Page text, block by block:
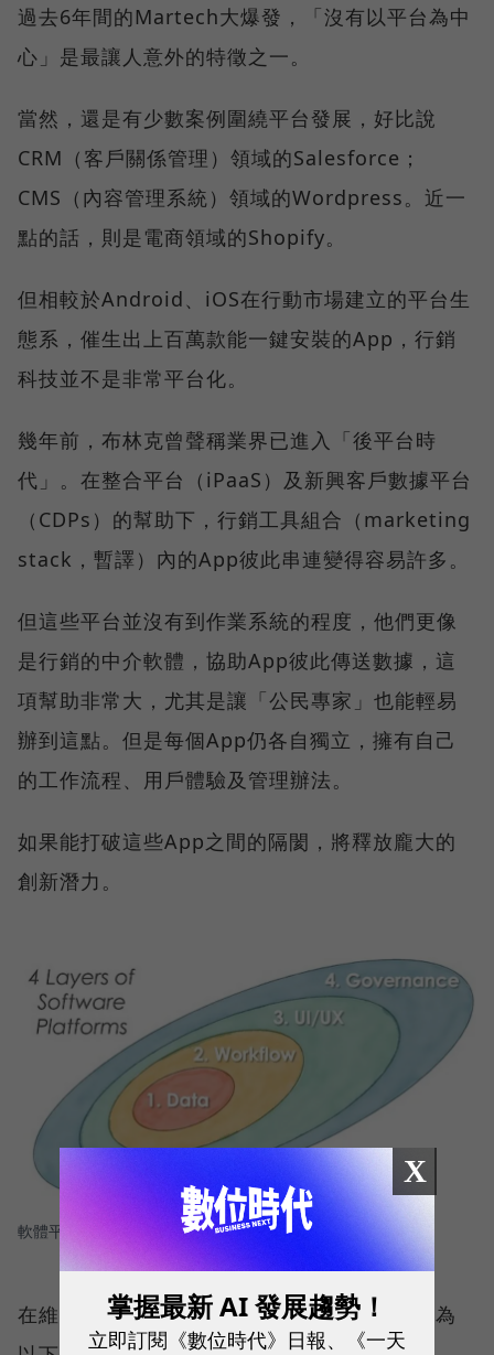
過去6年間的Martech大爆發，「沒有以平台為中
心」是最讓人意外的特徵之一。
當然，還是有少數案例圍繞平台發展，好比說
CRM（客戶關係管理）領域的Salesforce；
CMS（內容管理系統）領域的Wordpress。近一
點的話，則是電商領域的Shopify。
但相較於Android、iOS在行動市場建立的平台生
態系，催生出上百萬款能一鍵安裝的App，行銷
科技並不是非常平台化。
幾年前，布林克曾聲稱業界已進入「後平台時
代」。在整合平台（iPaaS）及新興客戶數據平台
（CDPs）的幫助下，行銷工具組合（marketing
stack，暫譯）內的App彼此串連變得容易許多。
但這些平台並沒有到作業系統的程度，他們更像
是行銷的中介軟體，協助App彼此傳送數據，這
項幫助非常大，尤其是讓「公民專家」也能輕易
辦到這點。但是每個App仍各自獨立，擁有自己
的工作流程、用戶體驗及管理辦法。
如果能打破這些App之間的隔閡，將釋放龐大的
創新潛力。
軟體平台的4大層次。 圖／ Scott Brinker
在維持App一致性體驗上來說，軟體平台可分為
X
掌握最新 AI 發展趨勢！
立即訂閱《數位時代》日報、《一天